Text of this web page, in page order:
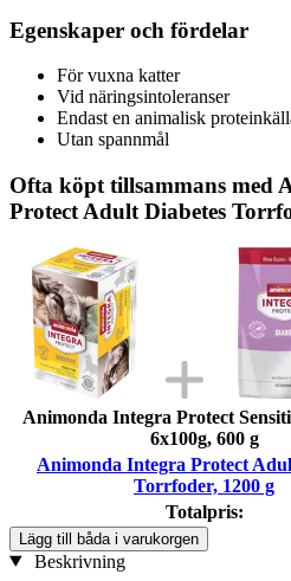
Egenskaper och fördelar
För vuxna katter
Vid näringsintoleranser
Endast en animalisk
Utan spannmål
Ofta köpt tillsammans med
Protect Adult Diabetes
Animonda Integra Protect
6x100g, 600 g
Animonda Integra Protect
Torrfoder, 1200 g
Totalpris:
Lägg till båda i varukorgen
Beskrivning